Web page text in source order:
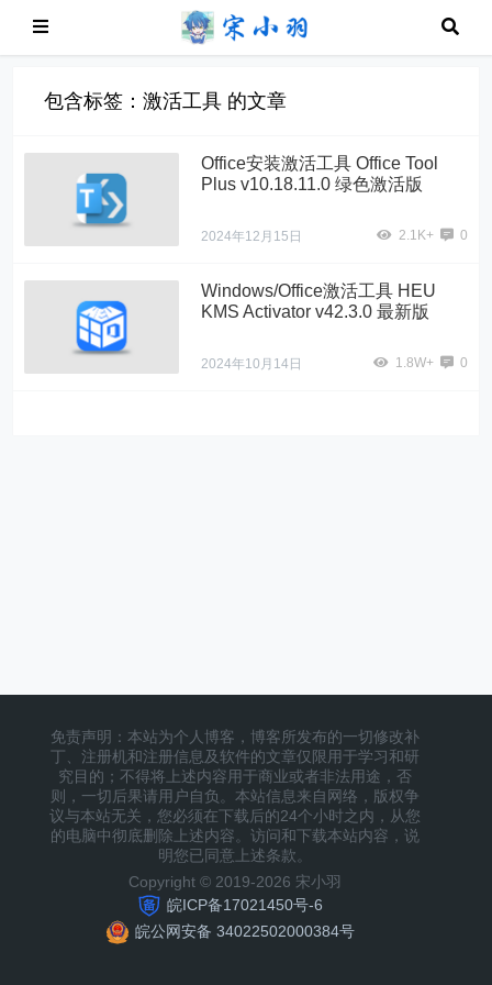
包含标签：激活工具 的文章
Office安装激活工具 Office Tool
Plus v10.18.11.0 绿色激活版
2024年12月15日 2.1K+ 0
Windows/Office激活工具 HEU
KMS Activator v42.3.0 最新版
2024年10月14日 1.8W+ 0
免责声明：本站为个人博客，博客所发布的一切修改补
丁、注册机和注册信息及软件的文章仅限用于学习和研
究目的；不得将上述内容用于商业或者非法用途，否
则，一切后果请用户自负。本站信息来自网络，版权争
议与本站无关，您必须在下载后的24个小时之内，从您
的电脑中彻底删除上述内容。访问和下载本站内容，说
明您已同意上述条款。
Copyright © 2019-2026 宋小羽
皖ICP备17021450号-6
皖公网安备 34022502000384号